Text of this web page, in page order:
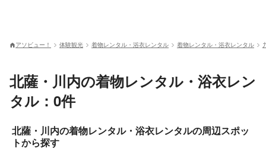
アソビュー！ 体験観光 着物レンタル・浴衣レンタル 着物レンタル・浴衣レンタル
北薩・川内の着物レンタル・浴衣レン
タル：0件
北薩・川内の着物レンタル・浴衣レンタルの周辺スポッ
トから探す